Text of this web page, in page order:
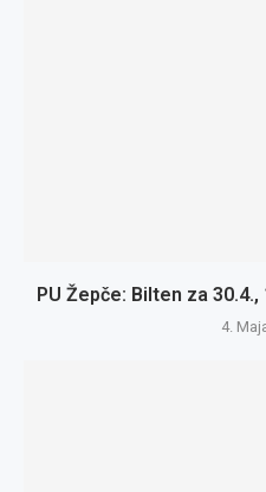
PU Žepče: Bilten za
4.